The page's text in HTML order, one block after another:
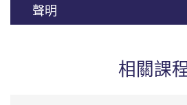
聲明
相關課